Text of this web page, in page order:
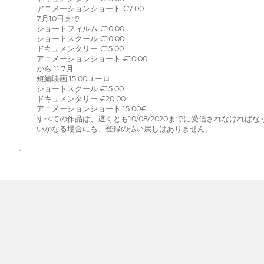
アニメーションショート €7.00
7月10日まで
ショートフィルム €10.00
ショートスクール €10.00
ドキュメンタリー €15.00
アニメーションショート €10.00
から 11 7月
短編映画 15.00ユーロ
ショートスクール €15.00
ドキュメンタリー €20.00
アニメーションショート 15.00€
すべての作品は、遅くとも10/08/2020までに受信されなければな
いかなる場合にも、登録の払い戻しはありません。